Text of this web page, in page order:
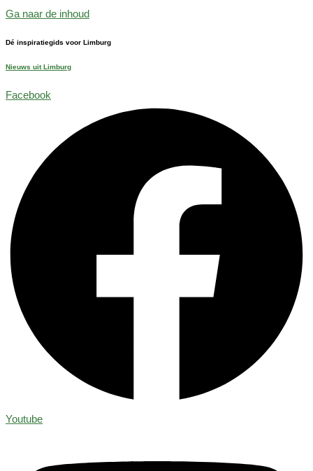
Ga naar de inhoud
Dé inspiratiegids voor Limburg
Nieuws uit Limburg
Facebook
Youtube